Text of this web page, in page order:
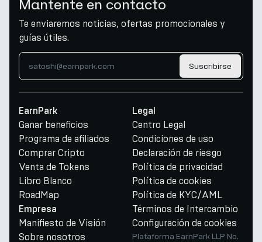
Mantente en contacto
Te enviaremos noticias, ofertas promocionales y
guías útiles.
Suscribirse
EarnPark
Ganar beneficios
Programa de afiliados
Comprar Cripto
Venta de Tokens
Libro Blanco
RoadMap
Empresa
Manifiesto de Visión
Sobre nosotros
Legal
Centro Legal
Condiciones de uso
Declaración de riesgo
Política de privacidad
Política de cookies
Política de KYC/AML
Términos de Intercambio
Configuración de cookies
Plataforma EarnPark LLP No.